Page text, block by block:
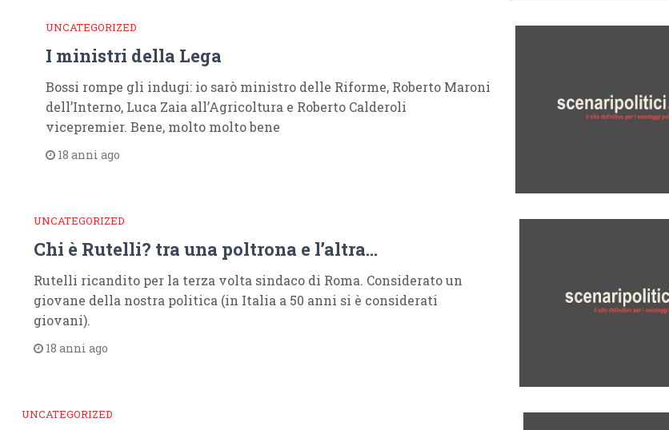
UNCATEGORIZED
I ministri della Lega
Bossi rompe gli indugi: io sarò ministro delle Riforme, Roberto Maroni
dell’Interno, Luca Zaia all’Agricoltura e Roberto Calderoli
vicepremier. Bene, molto molto bene
18 anni ago
UNCATEGORIZED
Chi è Rutelli? tra una poltrona e l’altra…
Rutelli ricandito per la terza volta sindaco di Roma. Considerato un
giovane della nostra politica (in Italia a 50 anni si è considerati
giovani).
18 anni ago
UNCATEGORIZED